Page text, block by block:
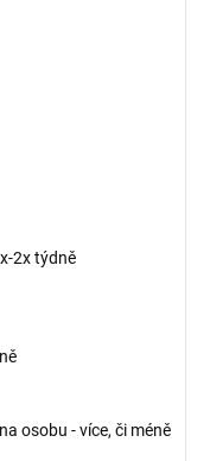
2x týdně
osobu - více, či méně